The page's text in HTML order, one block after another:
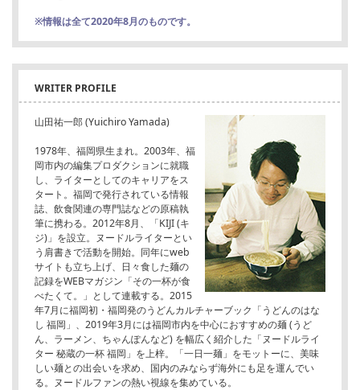
※情報は全て2020年8月のものです。
WRITER PROFILE
山田祐一郎 (Yuichiro Yamada)
1978年、福岡県生まれ。2003年、福
岡市内の編集プロダクションに就職
し、ライターとしてのキャリアをス
タート。福岡で発行されている情報
誌、飲食関連の専門誌などの原稿執
筆に携わる。2012年8月、「KIJI (キ
ジ)」を設立。ヌードルライターとい
う肩書きで活動を開始。同年にweb
サイトも立ち上げ、日々食した麺の
記録をWEBマガジン「その一杯が食
べたくて。」として連載する。2015
年7月に福岡初・福岡発のうどんカルチャーブック「うどんのはな
し 福岡」、2019年3月には福岡市内を中心におすすめの麺 (うど
ん、ラーメン、ちゃんぽんなど) を幅広く紹介した「ヌードルライ
ター 秘蔵の一杯 福岡」を上梓。「一日一麺」をモットーに、美味
しい麺との出会いを求め、国内のみならず海外にも足を運んでい
る。ヌードルファンの熱い視線を集めている。